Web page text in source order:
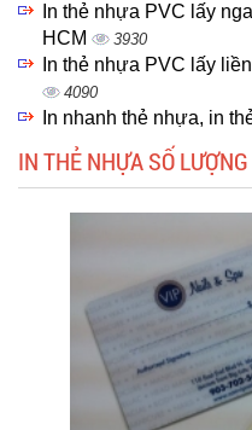
In thẻ nhựa PVC lấy
HCM
3930
In thẻ nhựa PVC lấy
4090
In nhanh thẻ nhựa, in
IN THẺ NHỰA SỐ